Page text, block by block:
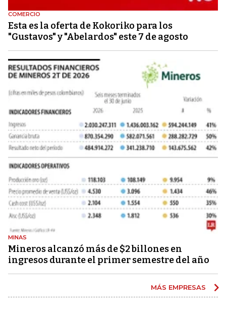
COMERCIO
Esta es la oferta de Kokoriko para los
"Gustavos" y "Abelardos" este 7 de agosto
MINAS
Mineros alcanzó más de $2 billones en
ingresos durante el primer semestre del año
MÁS EMPRESAS